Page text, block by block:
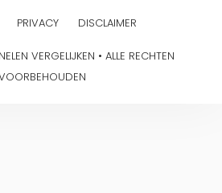
PRIVACY DISCLAIMER
VERGELIJKEN • ALLE RECHTEN